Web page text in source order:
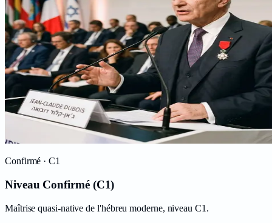
Confirmé · C1
Niveau Confirmé (C1)
Maîtrise quasi-native de l'hébreu moderne, niveau C1.